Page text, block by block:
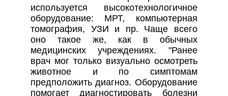
используется высокотехнологичное
оборудование: МРТ, компьютерная
томография, УЗИ и пр. Чаще всего
оно такое же, как в обычных
медицинских учреждениях. "Ранее
врач мог только визуально осмотреть
животное и по симптомам
предположить диагноз. Оборудование
помогает диагностировать болезни